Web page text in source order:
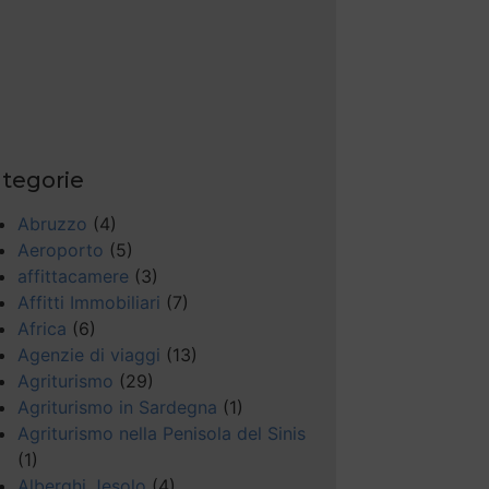
Abruzzo (4)
Aeroporto (5)
affittacamere (3)
Affitti Immobiliari (7)
Africa (6)
Agenzie di viaggi (13)
Agriturismo (29)
Agriturismo in Sardegna (1)
Agriturismo nella Penisola del Sinis
(1)